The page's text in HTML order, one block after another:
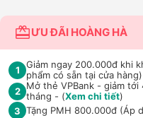
ƯU ĐÃI HOÀNG HÀ
1
Giảm ngay 200.000đ khi
phẩm có sẵn tại cửa hàng)
2 Mở thẻ VPBank - giảm
tháng - (Xem chi tiết)
3 Tặng PMH 800.000đ (Áp